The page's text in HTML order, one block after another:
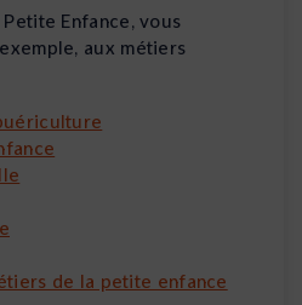
Enfance, vous
aux métiers
de la petite enfance